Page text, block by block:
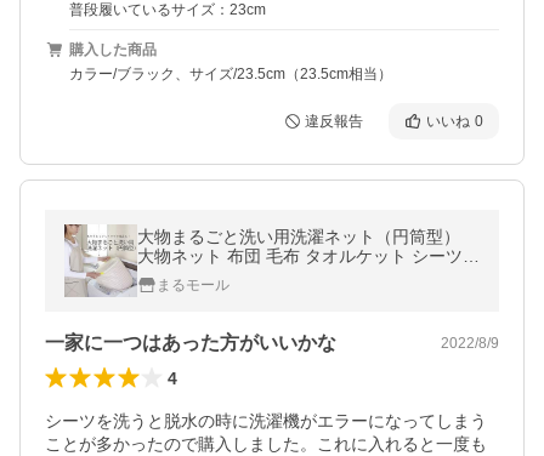
普段履いているサイズ：23cm
購入した商品
カラー/ブラック、サイズ/23.5cm（23.5cm相当）
違反報告 いいね 0
大物まるごと洗い用洗濯ネット（円筒型）
大物ネット 布団 毛布 タオルケット シーツ
カーテン フリースウェア
まるモール
一家に一つはあった方がいいかな 2022/8/9
4
シーツを洗うと脱水の時に洗濯機がエラーになってしまう
ことが多かったので購入しました。これに入れると一度も